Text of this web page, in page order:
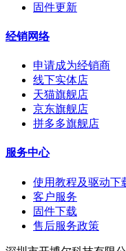
固件更新
经销网络
申请成为经销商
线下实体店
天猫旗舰店
京东旗舰店
拼多多旗舰店
服务中心
使用教程及驱动下
客户服务
固件下载
售后服务政策